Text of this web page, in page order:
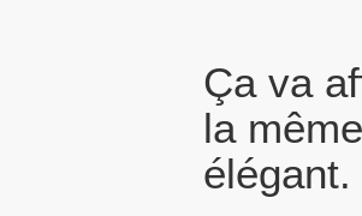
Ça va
la
élégant.